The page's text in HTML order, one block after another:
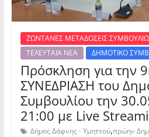
ΖΩΝΤΑΝΕΣ ΜΕΤΑΔΟΣΕΙΣ
ΤΕΛΕΥΤΑΙΑ ΝΕΑ
ΔΗΜΟΤΙΚΟ
Πρόσκληση για την
ΣΥΝΕΔΡΙΑΣΗ του
Συμβουλίου την
21:00 με Live
Δήμος Δάφνης - Υμηττού,πρώην